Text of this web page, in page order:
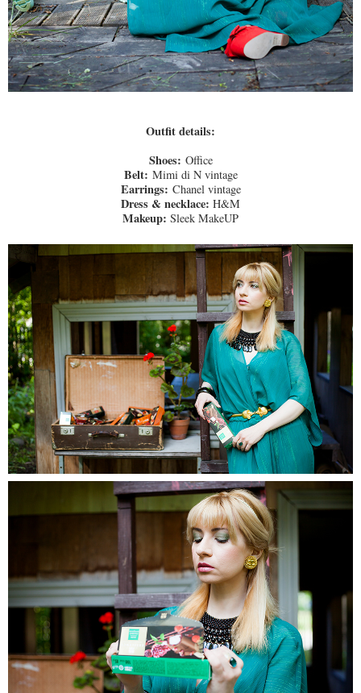
Outfit details:
Shoes: Office
Belt: Mimi di N vintage
Earrings: Chanel vintage
Dress & necklace: H&M
Makeup: Sleek MakeUP